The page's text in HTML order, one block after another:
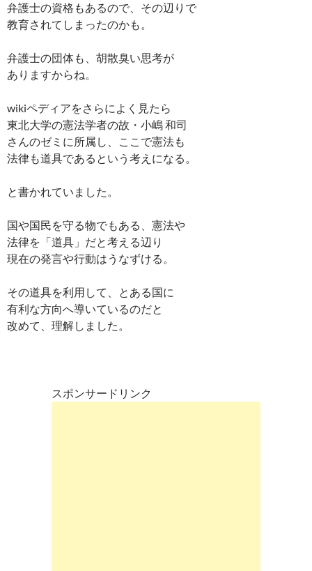
弁護士の資格もあるので、その辺りで
教育されてしまったのかも。
弁護士の団体も、胡散臭い思考が
ありますからね。
wikiペディアをさらによく見たら
東北大学の憲法学者の故・小嶋 和司
さんのゼミに所属し、ここで憲法も
法律も道具であるという考えになる。
と書かれていました。
国や国民を守る物でもある、憲法や
法律を「道具」だと考える辺り
現在の発言や行動はうなずける。
その道具を利用して、とある国に
有利な方向へ導いているのだと
改めて、理解しました。
スポンサードリンク